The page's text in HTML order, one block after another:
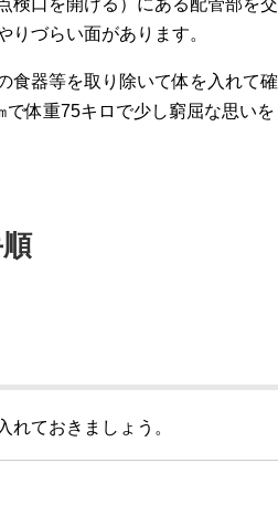
検口を開ける）にある配管部を交
づらい面があります。
食器等を取り除いて体を入れて確
体重75キロで少し窮屈な思いを
ておきましょう。